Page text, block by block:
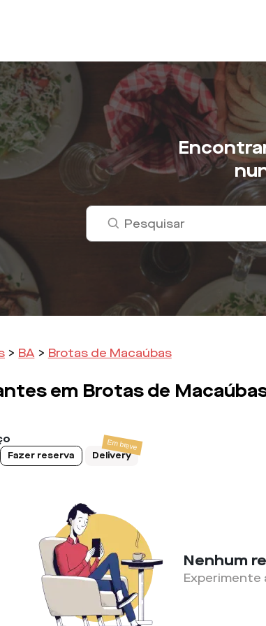
> BA > Brotas de Macaúbas
em Brotas de
Fazer reserva Delivery
Nenhum
Experimente